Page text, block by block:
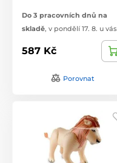
Do 3 pracovních dnů na
skladě, v pondělí 17. 8. u vás
587 Kč
Porovnat